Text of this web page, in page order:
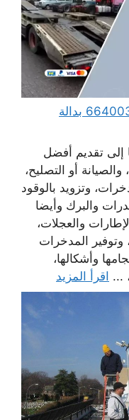
ونش كرين سطحة ام الهيمان 66400336 بدالة
إلى تقديم أفضل
أو التصليح،
وتزويد بالوقود
والبرك وأيضا
والعجلات،
وتوفير المدخرات
وأشكالها،
... اقرأ المزيد